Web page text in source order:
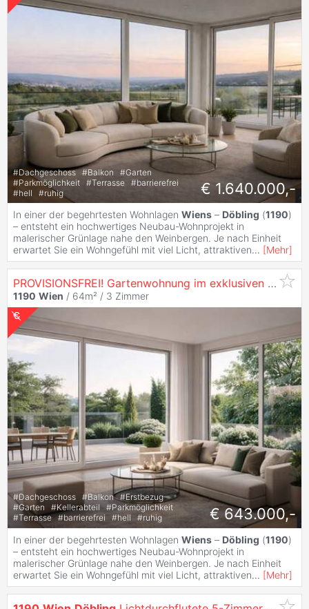
#Dachgeschoss #Balkon #Garten
#Parkmöglichkeit #Terrasse #barrierefrei
#hell #ruhig € 1.640.000,-
In einer der begehrtesten Wohnlagen Wiens – Döbling (1190)
– entsteht ein hochwertiges Neubau-Wohnprojekt in
malerischer Grünlage nahe den Weinbergen. Je nach Einheit
erwartet Sie ein Wohngefühl mit viel Licht, attraktiven... [Mehr]
PROVISIONSFREI! Gartenwohnung im exklusiven Neubauprojekt nahe Weinbergen - Grünlage
1190 Wien / 64m² / 3 Zimmer
#Dachgeschoss #Balkon #Erstbezug
#Garten #Kellerabteil #Parkmöglichkeit
#Terrasse #barrierefrei #hell #ruhig € 643.000,-
In einer der begehrtesten Wohnlagen Wiens – Döbling (1190)
– entsteht ein hochwertiges Neubau-Wohnprojekt in
malerischer Grünlage nahe den Weinbergen. Je nach Einheit
erwartet Sie ein Wohngefühl mit viel Licht, attraktiven... [Mehr]